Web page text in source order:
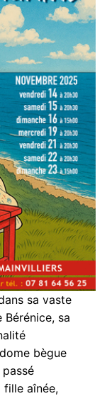
sa vaste
sa
bègue
fille aînée,